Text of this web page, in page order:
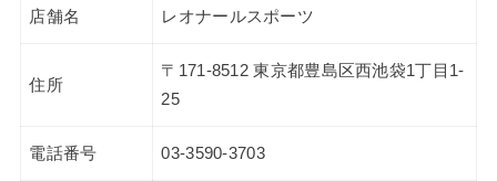
店舗名 レオナールスポーツ
住所
〒171-8512 東京都豊島区西池袋1丁目1-
25
電話番号 03-3590-3703